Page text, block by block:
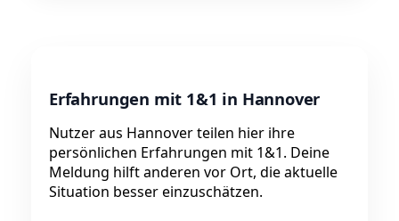
Erfahrungen mit 1&1 in Hannover
Nutzer aus Hannover teilen hier ihre
persönlichen Erfahrungen mit 1&1. Deine
Meldung hilft anderen vor Ort, die aktuelle
Situation besser einzuschätzen.